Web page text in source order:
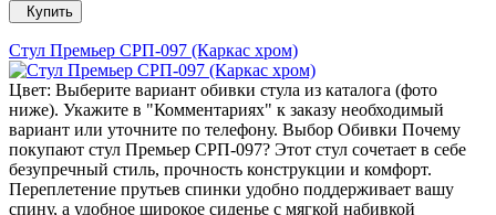
Купить
Стул Премьер СРП-097 (Каркас хром)
Цвет: Выберите вариант обивки стула из каталога (фото
ниже). Укажите в "Комментариях" к заказу необходимый
вариант или уточните по телефону. Выбор Обивки Почему
покупают стул Премьер СРП-097? Этот стул сочетает в себе
безупречный стиль, прочность конструкции и комфорт.
Переплетение прутьев спинки удобно поддерживает вашу
спину, а удобное широкое сиденье с мягкой набивкой